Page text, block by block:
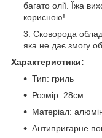
багато олії. Їжа
корисною!
Сковорода
яка не дає змогу
Характеристики:
Тип: гриль
Розмір: 28см
Матеріал:
Антипригарне